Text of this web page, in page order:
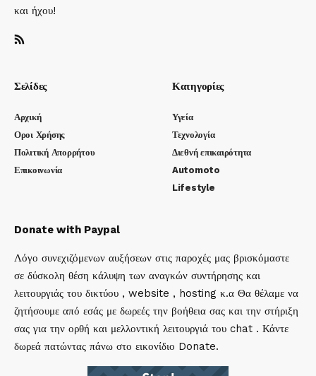
και ήχου!
Σελίδες
Αρχική
Οροι Χρήσης
Πολιτική Απορρήτου
Επικοινωνία
Κατηγορίες
Υγεία
Τεχνολογία
Διεθνή επικαιρότητα
Automoto
Lifestyle
Donate with Paypal
Λόγο συνεχιζόμενων αυξήσεων στις παροχές μας βρισκόμαστε
σε δύσκολη θέση κάλυψη των αναγκών συντήρησης και
λειτουργιάς του δικτύου , website , hosting κ.α Θα θέλαμε να
ζητήσουμε από εσάς με δωρεές την βοήθεια σας και την στήριξη
σας για την ορθή και μελλοντική λειτουργιά του chat . Κάντε
δωρεά πατώντας πάνω στο εικονίδιο Donate.